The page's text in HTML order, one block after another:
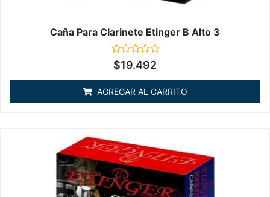
Caña Para Clarinete Etinger B Alto 3
Valorado
en
de
5
$19.492
AGREGAR AL CARRITO